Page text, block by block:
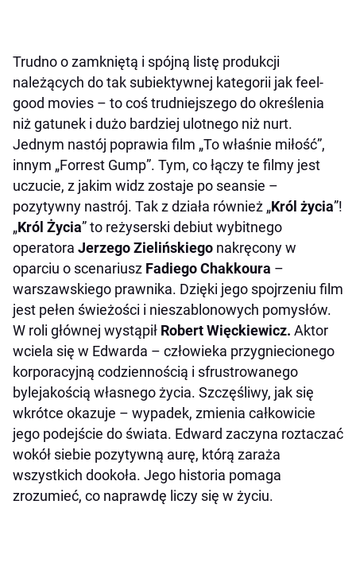
Trudno o zamkniętą i spójną listę produkcji
należących do tak subiektywnej kategorii jakfeel-
good movies – to coś trudniejszego do określenia
niż gatunek i dużo bardziej ulotnego niż nurt.
Jednym nastój poprawia film „To właśnie miłość”,
innym „Forrest Gump”. Tym, co łączy te filmy jest
uczucie, z jakim widz zostaje po seansie –
pozytywny nastrój. Tak z działa również „Król życia”!
„Król Życia”to reżyserski debiut wybitnego
operatora Jerzego Zielińskiego nakręcony w
oparciu o scenariusz Fadiego Chakkoura –
warszawskiego prawnika. Dzięki jego spojrzeniu film
jest pełen świeżości i nieszablonowych pomysłów.
W roli głównej wystąpił Robert Więckiewicz. Aktor
wciela się w Edwarda – człowieka przygniecionego
korporacyjną codziennością i sfrustrowanego
bylejakością własnego życia. Szczęśliwy, jak się
wkrótce okazuje – wypadek, zmienia całkowicie
jego podejście do świata. Edward zaczyna roztaczać
wokół siebie pozytywną aurę, którą zaraża
wszystkich dookoła. Jego historia pomaga
zrozumieć, co naprawdę liczy się w życiu.